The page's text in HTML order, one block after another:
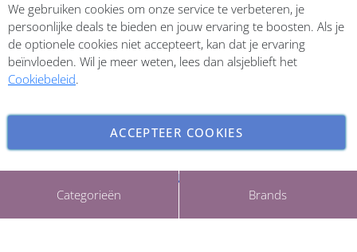
Categorieën Brands
Inschrijven
Copyright © 2026 ParfumCenter.nl. All rights reserved.
We gebruiken cookies om onze service te verbeteren, je
persoonlijke deals te bieden en jouw ervaring te boosten. Als je
de optionele cookies niet accepteert, kan dat je ervaring
beïnvloeden. Wil je meer weten, lees dan alsjeblieft het
Cookiebeleid.
ACCEPTEER COOKIES
INSTELLINGEN AANPASSEN